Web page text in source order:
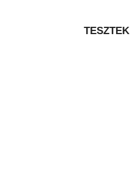
TESZTEK